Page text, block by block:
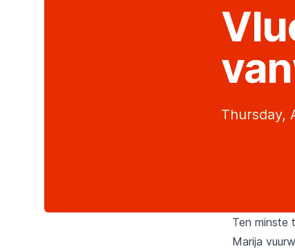
Thursday,
Ten minste
Marija